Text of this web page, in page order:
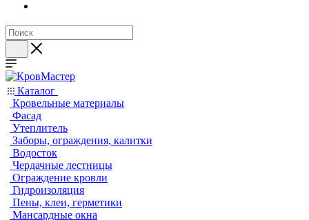
Каталог
Кровельные материалы
Фасад
Утеплитель
Заборы, ограждения, калитки
Водосток
Чердачные лестницы
Ограждение кровли
Гидроизоляция
Пены, клеи, герметики
Мансардные окна